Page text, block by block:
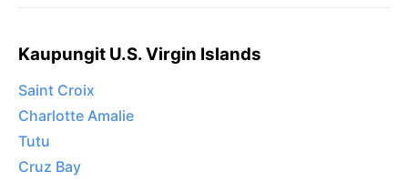
Kaupungit U.S. Virgin Islands
Saint Croix
Charlotte Amalie
Tutu
Cruz Bay